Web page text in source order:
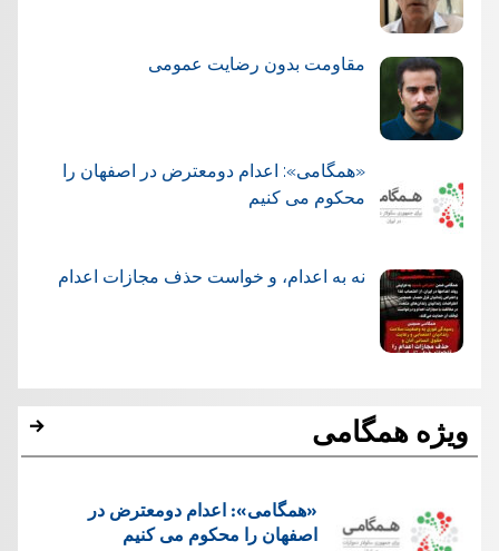
مقاومت بدون رضایت عمومی
«همگامی»: اعدام دومعترض در اصفهان را
محکوم می کنیم
نه به اعدام، و خواست حذف مجازات اعدام
ویژه همگامی
«همگامی»: اعدام دومعترض در
اصفهان را محکوم می کنیم